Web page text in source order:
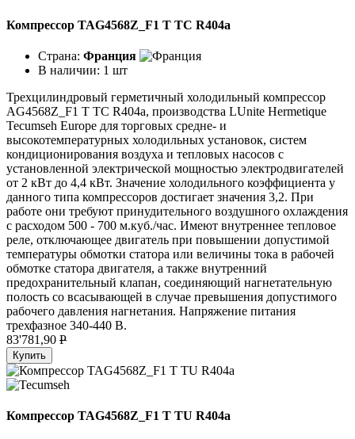
Компрессор TAG4568Z_F1 T TC R404a
Страна: Франция
В наличии: 1 шт
Трехцилиндровый герметичный холодильный компрессор
AG4568Z_F1 T TC R404a, производства LUnite Hermetique
Tecumseh Europe для торговых средне- и
высокотемпературных холодильных установок, систем
кондиционирования воздуха и тепловых насосов с
установленной электрической мощностью электродвигателей
от 2 кВт до 4,4 кВт. Значение холодильного коэффициента у
данного типа компрессоров достигает значения 3,2. При
работе они требуют принудительного воздушного охлаждения
с расходом 500 - 700 м.куб./час. Имеют внутреннее тепловое
реле, отключающее двигатель при повышении допустимой
температуры обмотки статора или величины тока в рабочей
обмотке статора двигателя, а также внутренний
предохранительный клапан, соединяющий нагнетательную
полость со всасывающей в случае превышения допустимого
рабочего давления нагнетания. Напряжение питания
трехфазное 340-440 В.
83'781,90 P
Купить
Компрессор TAG4568Z_F1 T TU R404a